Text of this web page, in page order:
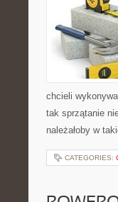
chcieli
tak sprzątanie
należałoby w
CATEGORIES: